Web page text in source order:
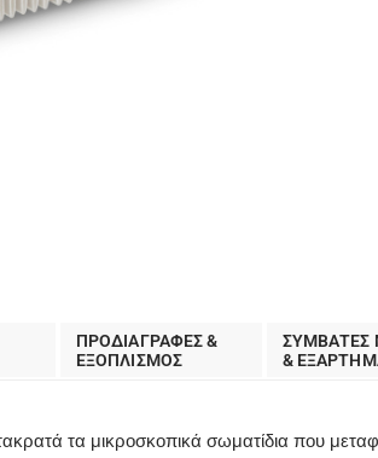
ΠΡΟΔΙΑΓΡΑΦΕΣ &
EΞΟΠΛΙΣΜΟΣ
ΣΥΜΒΑΤΕΣ
&
τα μικροσκοπικά σωματίδια που